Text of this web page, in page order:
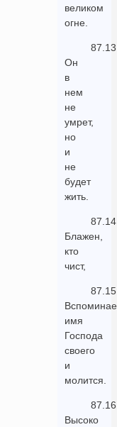
великом
огне.
87.13
Он
в
нем
не
умрет,
но
и
не
будет
жить.
87.14
Блажен,
кто
чист,
87.15
имя
Господа
своего
и
молится.
87.16
Высоко